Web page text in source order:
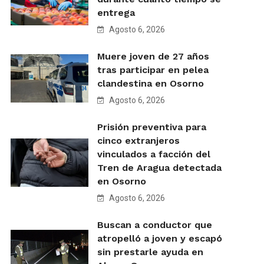
entrega
Agosto 6, 2026
Muere joven de 27 años
tras participar en pelea
clandestina en Osorno
Agosto 6, 2026
Prisión preventiva para
cinco extranjeros
vinculados a facción del
Tren de Aragua detectada
en Osorno
Agosto 6, 2026
Buscan a conductor que
atropelló a joven y escapó
sin prestarle ayuda en